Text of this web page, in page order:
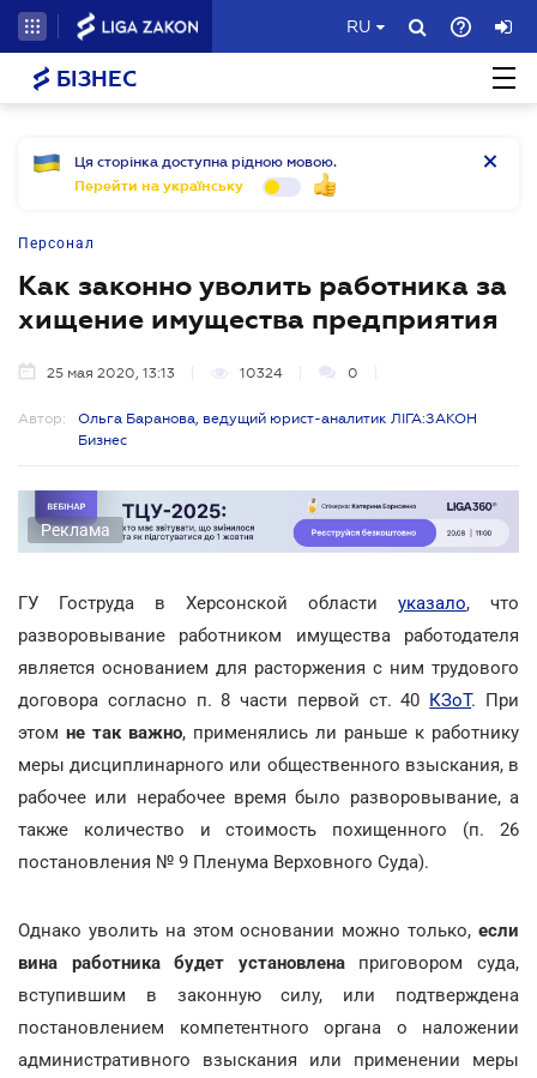
RU
БІЗНЕС
Ця сторінка доступна рідною мовою.
Перейти на українську
Персонал
Как законно уволить работника за
хищение имущества предприятия
25 мая 2020, 13:13 10324 0
Автор:
Ольга Баранова, ведущий юрист-аналитик ЛІГА:ЗАКОН
Бизнес
Реклама
ГУ Гоструда в Херсонской области указало, что
разворовывание работником имущества работодателя
является основанием для расторжения с ним трудового
договора согласно п. 8 части первой ст. 40 КЗоТ. При
этом не так важно, применялись ли раньше к работнику
меры дисциплинарного или общественного взыскания, в
рабочее или нерабочее время было разворовывание, а
также количество и стоимость похищенного (п. 26
постановления № 9 Пленума Верховного Суда).
Однако уволить на этом основании можно только, если
вина работника будет установленаприговором суда,
вступившим в законную силу, или подтверждена
постановлением компетентного органа о наложении
административного взыскания или применении меры